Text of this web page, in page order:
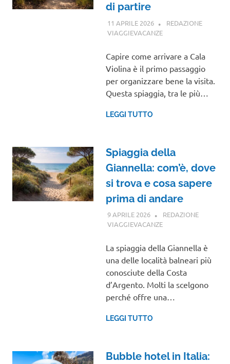
di partire
11 APRILE 2026
REDAZIONE
VIAGGIEVACANZEGUIDE
Capire come arrivare a Cala
Violina è il primo passaggio
per organizzare bene la visita.
Questa spiaggia, tra le più…
LEGGI TUTTO
Spiaggia della
Giannella: com’è, dove
si trova e cosa sapere
prima di andare
9 APRILE 2026
REDAZIONE
VIAGGIEVACANZEVIAGGI NEL MONDO
La spiaggia della Giannella è
una delle località balneari più
conosciute della Costa
d’Argento. Molti la scelgono
perché offre una…
LEGGI TUTTO
Bubble hotel in Italia: